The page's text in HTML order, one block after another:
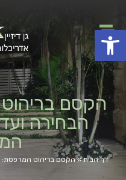
פתח סרגל
הקסם
הבחירה
דף הבית»הקסם בריהוט המרפסת: